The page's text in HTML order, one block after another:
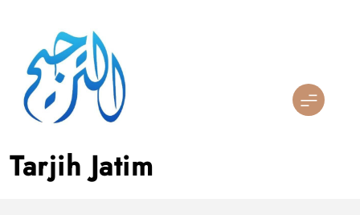
content
Tarjih Jatim